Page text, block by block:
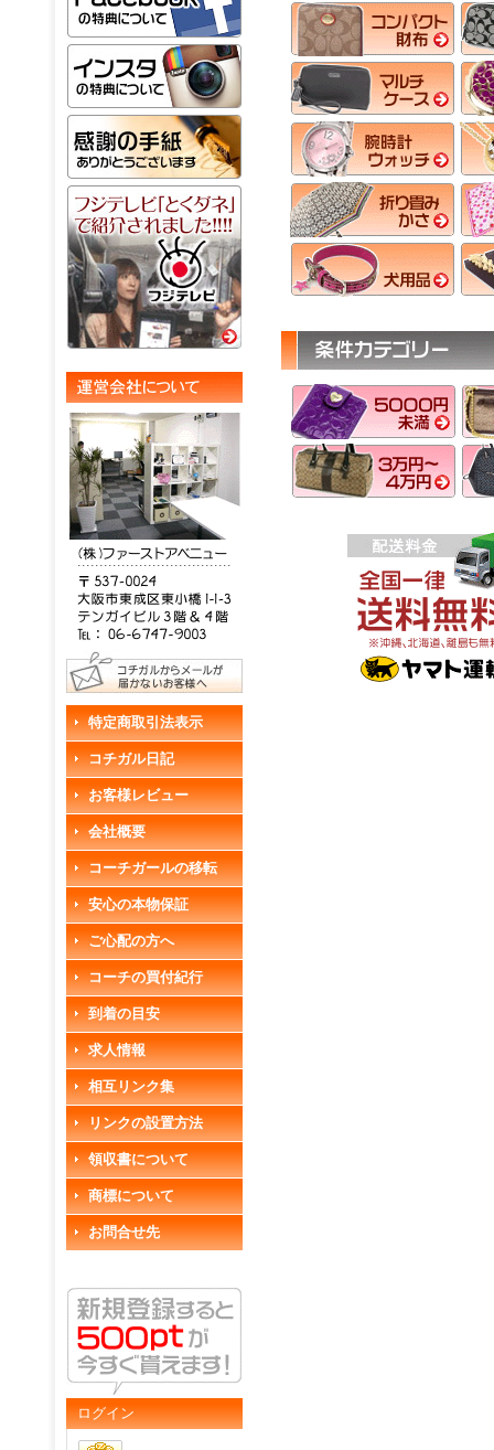
特定商取引法表示
コチガル日記
お客様レビュー
会社概要
コーチガールの移転
安心の本物保証
ご心配の方へ
コーチの買付紀行
到着の目安
求人情報
相互リンク集
リンクの設置方法
領収書について
商標について
お問合せ先
ログイン